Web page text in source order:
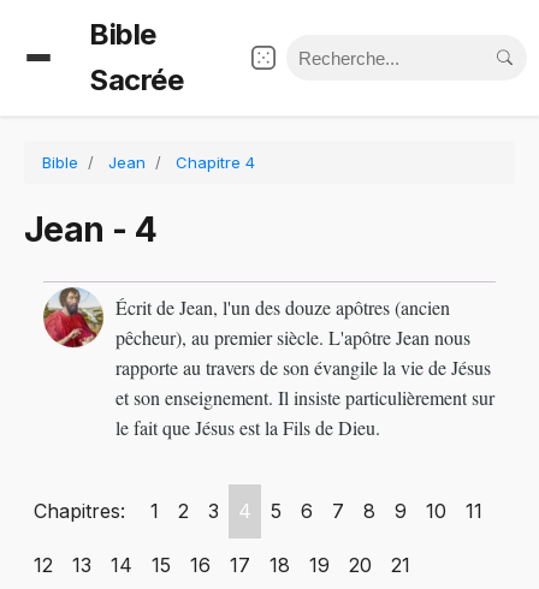
Bible
Sacrée
Bible Jean Chapitre 4
Jean - 4
Écrit de Jean, l'un des douze apôtres (ancien
pêcheur), au premier siècle. L'apôtre Jean nous
rapporte au travers de son évangile la vie de Jésus
et son enseignement. Il insiste particulièrement sur
le fait que Jésus est la Fils de Dieu.
Chapitres: 1 2 3 4 5 6 7 8 9 10 11
12 13 14 15 16 17 18 19 20 21